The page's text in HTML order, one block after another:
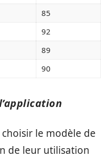
85
92
89
90
le modèle de
de leur utilisation